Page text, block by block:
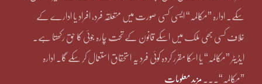
سکے۔ ادارہ ”مکالمہ“ ایسی کسی صورت میں متعلقہ فرد، افراد یا ادارے کے
خلاف کسی بھی ملک میں اسکے قانون کے تحت چارہ جوئی کا حق رکھتا ہے۔
ایڈیٹر ”مکالمہ“ یا اسکا مقرر کردہ کوئی فرد یہ استحقاق استعمال کر سکے گا۔ ادارہ
”مکالمہ“۔۔۔ مزید معلومات